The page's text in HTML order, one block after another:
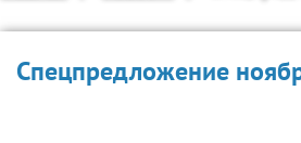
Спецпредложение